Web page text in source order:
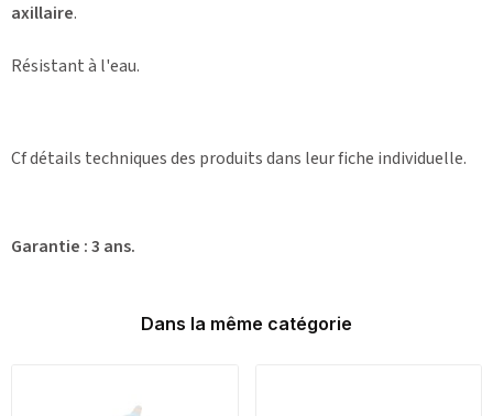
axillaire.
Résistant à l'eau.
Cf détails techniques des produits dans leur fiche individuelle.
Garantie :3 ans.
Dans la même catégorie